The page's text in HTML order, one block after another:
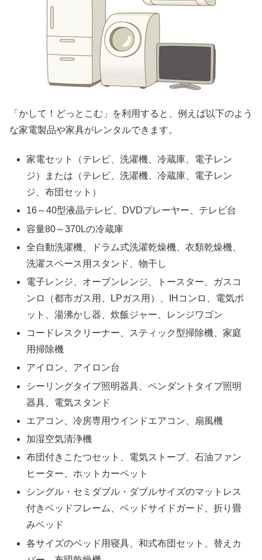
「かして！どっとこむ」を利用すると、例えば以下のよう
な家電製品や家具がレンタルできます。
家電セット（テレビ、洗濯機、冷蔵庫、電子レン
ジ）または（テレビ、洗濯機、冷蔵庫、電子レン
ジ、布団セット）
16～40型液晶テレビ、DVDプレーヤー、テレビ台
容量80～370Lの冷蔵庫
全自動洗濯機、ドラム式洗濯乾燥機、衣類乾燥機、
洗濯スペース用スタンド、物干し
電子レンジ、オーブンレンジ、トースター、ガスコ
ンロ（都市ガス用、LPガス用）、IHコンロ、電気ポ
ット、湯沸かし器、炊飯ジャー、レンジワゴン
コードレスクリーナー、スティック型掃除機、家庭
用掃除機
アイロン、アイロン台
シーリングタイプ照明器具、ペンダントタイプ照明
器具、電気スタンド
エアコン、冷房専用ウインドエアコン、扇風機
加湿空気清浄機
布団付きこたつセット、電気ストーブ、石油ファン
ヒーター、ホットカーペット
シングル・セミダブル・ダブルサイズのマットレス
付きベッドフレーム、ベッドサイドガード、折り畳
みベッド
各サイズのベッド用寝具、和式布団セット、替えカ